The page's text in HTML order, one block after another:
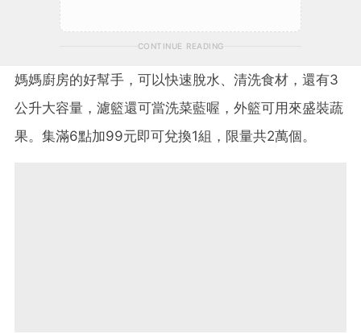
CONTINUE READING
媽媽廚房的好幫手，可以快速脫水、清洗食材，還有3
公升大容量，濾籃還可當洗菜藍喔，外籃可用來盛裝蔬
果。集滿6點加99元即可兌換1組，限量共2萬個。